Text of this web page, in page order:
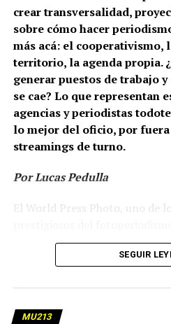
crear transversalidad,
sobre cómo hacer
más acá: el cooperativismo,
territorio, la agenda propia.
generar puestos de trabajo
se cae? Lo que representan
agencias y periodistas
lo mejor del oficio, por
streamings de turno.
Por Lucas Pedulla
El World Press Photo, uno de
42 imágenes de 2025, entre
Argentina de Milei, de Tadeo
humano de los agrotóxicos,
de Lawen Documental. Ambos
SEGUIR
MU213